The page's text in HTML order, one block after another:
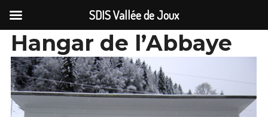
Accéder
au
contenu
Hangar de l’Abbaye
SDIS Vallée de Joux